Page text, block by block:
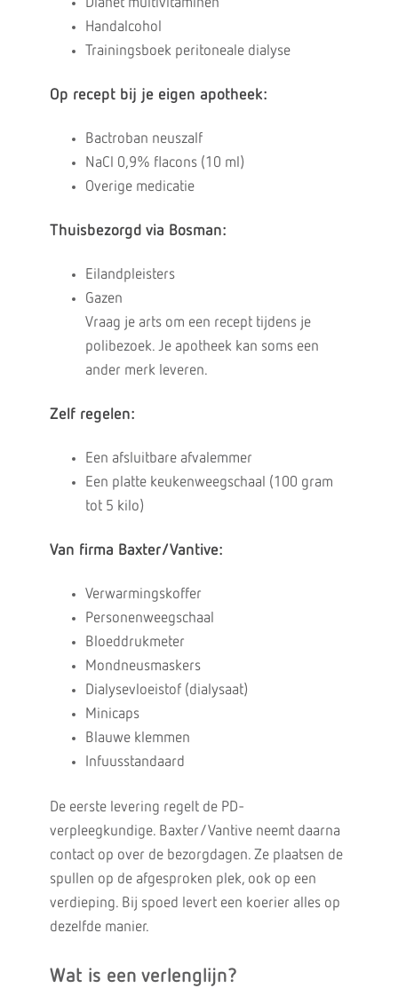
Dianet multivitaminen
Handalcohol
Trainingsboek peritoneale dialyse
Op recept bij je eigen apotheek:
Bactroban neuszalf
NaCl 0,9% flacons (10 ml)
Overige medicatie
Thuisbezorgd via Bosman:
Eilandpleisters
Gazen
Vraag je arts om een recept tijdens je
polibezoek. Je apotheek kan soms een
ander merk leveren.
Zelf regelen:
Een afsluitbare afvalemmer
Een platte keukenweegschaal (100 gram
tot 5 kilo)
Van firma Baxter/Vantive:
Verwarmingskoffer
Personenweegschaal
Bloeddrukmeter
Mondneusmaskers
Dialysevloeistof (dialysaat)
Minicaps
Blauwe klemmen
Infuusstandaard
De eerste levering regelt de PD-
verpleegkundige. Baxter/Vantive neemt daarna
contact op over de bezorgdagen. Ze plaatsen de
spullen op de afgesproken plek, ook op een
verdieping. Bij spoed levert een koerier alles op
dezelfde manier.
Wat is een verlenglijn?